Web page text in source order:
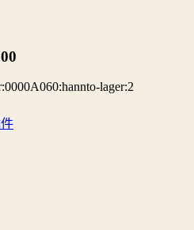
lager:2